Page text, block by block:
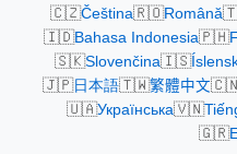
🇨🇿Čeština🇷🇴Română
🇮🇩Bahasa Indonesia🇵🇭
🇸🇰Slovenčina🇮🇸
🇯🇵日本語🇹🇼繁體中文
🇺🇦Українська🇻🇳
🇬🇷